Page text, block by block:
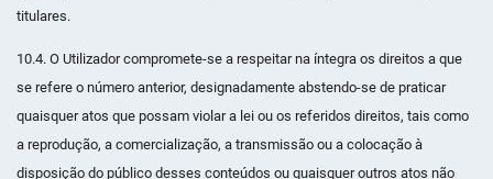
titulares.
10.4. O Utilizador compromete-se a respeitar na íntegra os direitos a que
se refere o número anterior, designadamente abstendo-se de praticar
quaisquer atos que possam violar a lei ou os referidos direitos, tais como
a reprodução, a comercialização, a transmissão ou a colocação à
disposição do público desses conteúdos ou quaisquer outros atos não